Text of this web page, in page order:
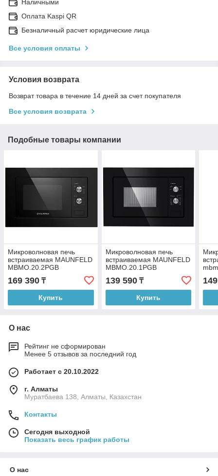
Наличными
Оплата Kaspi QR
Безналичный расчет юридические лица
Все условия оплаты
Условия возврата
Возврат товара в течение 14 дней за счет покупателя
Все условия возврата
Подобные товары компании
Микроволновая печь
встраиваемая MAUNFELD
MBMO.20.2PGB
169 390 ₸
Купить
Микроволновая печь
встраиваемая MAUNFELD
MBMO.20.1PGB
139 590₸
Купить
О нас
Рейтинг не сформирован
Менее 5 отзывов за последний год
Работает с 20.10.2022
г. Алматы
Муратбаева 138, Алматы, Казахстан
Контакты
Сегодня выходной
Показать весь график работы
О нас